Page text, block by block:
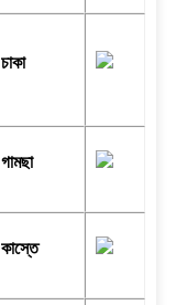
চাকা
গামছা
কাস্তে